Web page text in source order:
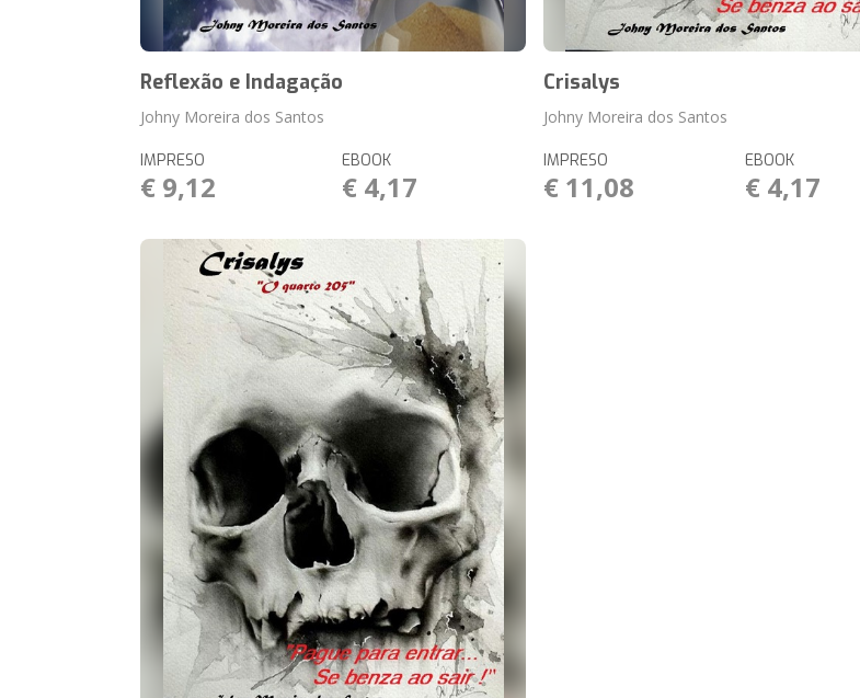
Reflexão e Indagação
Johny Moreira dos Santos
IMPRESO
€ 9,12
EBOOK
€ 4,17
Crisalys
Johny Moreira dos Santos
IMPRESO
€ 11,08
EBOOK
€ 4,17